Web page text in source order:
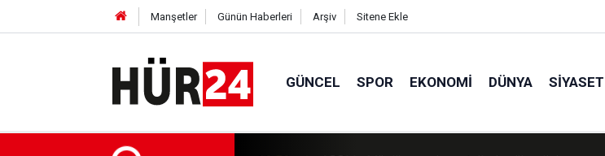
Manşetler Günün Haberleri Arşiv Sitene Ekle
GÜNCEL SPOR EKONOMI DÜNYA SIYASET